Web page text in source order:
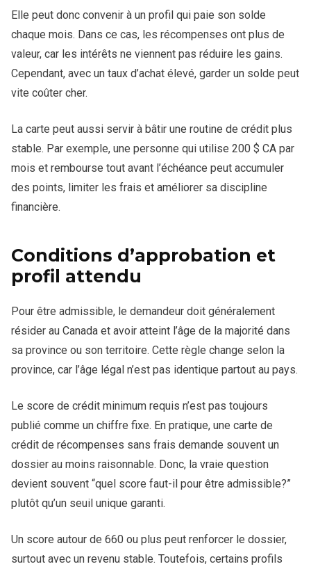
Elle peut donc convenir à un profil qui paie son solde
chaque mois. Dans ce cas, les récompenses ont plus de
valeur, car les intérêts ne viennent pas réduire les gains.
Cependant, avec un taux d’achat élevé, garder un solde peut
vite coûter cher.
La carte peut aussi servir à bâtir une routine de crédit plus
stable. Par exemple, une personne qui utilise 200 $ CA par
mois et rembourse tout avant l’échéance peut accumuler
des points, limiter les frais et améliorer sa discipline
financière.
Conditions d’approbation et
profil attendu
Pour être admissible, le demandeur doit généralement
résider au Canada et avoir atteint l’âge de la majorité dans
sa province ou son territoire. Cette règle change selon la
province, car l’âge légal n’est pas identique partout au pays.
Le score de crédit minimum requis n’est pas toujours
publié comme un chiffre fixe. En pratique, une carte de
crédit de récompenses sans frais demande souvent un
dossier au moins raisonnable. Donc, la vraie question
devient souvent “quel score faut-il pour être admissible?”
plutôt qu’un seuil unique garanti.
Un score autour de 660 ou plus peut renforcer le dossier,
surtout avec un revenu stable. Toutefois, certains profils